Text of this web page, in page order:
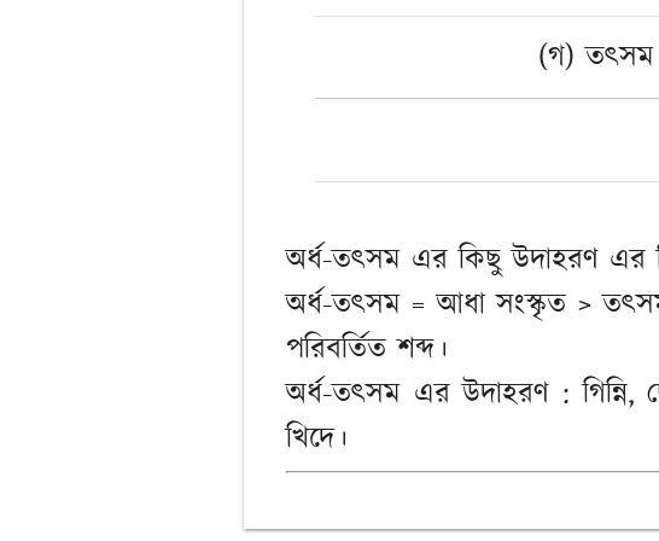
(গ) তৎসম
অর্ধ-তৎসম এর কিছু উদাহরণ এর
অর্ধ-তৎসম = আধা সংস্কৃত >
পরিবর্তিত শব্দ।
অর্ধ-তৎসম এর উদাহরণ : গিন্নি,
খিদে।